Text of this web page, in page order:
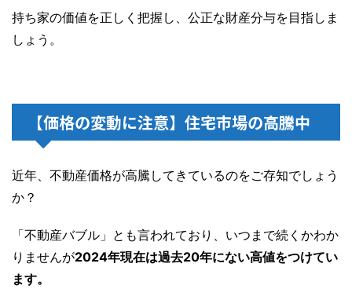
持ち家の価値を正しく把握し、公正な財産分与を目指しま
しょう。
【価格の変動に注意】住宅市場の高騰中
近年、不動産価格が高騰してきているのをご存知でしょう
か？
「不動産バブル」とも言われており、いつまで続くかわか
りませんが2024年現在は過去20年にない高値をつけてい
ます。